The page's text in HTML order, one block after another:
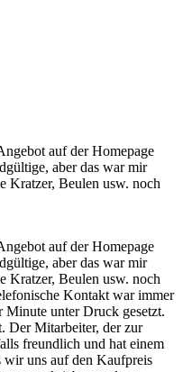
auf der Homepage
aber das war mir
Kratzer, Beulen usw. noch
auf der Homepage
aber das war mir
Kratzer, Beulen usw. noch
Kontakt war immer
Minute unter Druck gesetzt.
Der Mitarbeiter, der zur
freundlich und hat einem
wir uns auf den Kaufpreis